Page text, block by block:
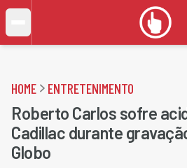
HOME ENTRETENIMENTO
Roberto Carlos sofre
Cadillac durante
Globo